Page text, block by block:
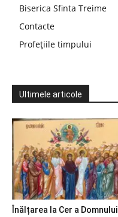
Biserica Sfinta Treime
Contacte
Profețiile timpului
Ultimele articole
Înălțarea la Cer a Domnului